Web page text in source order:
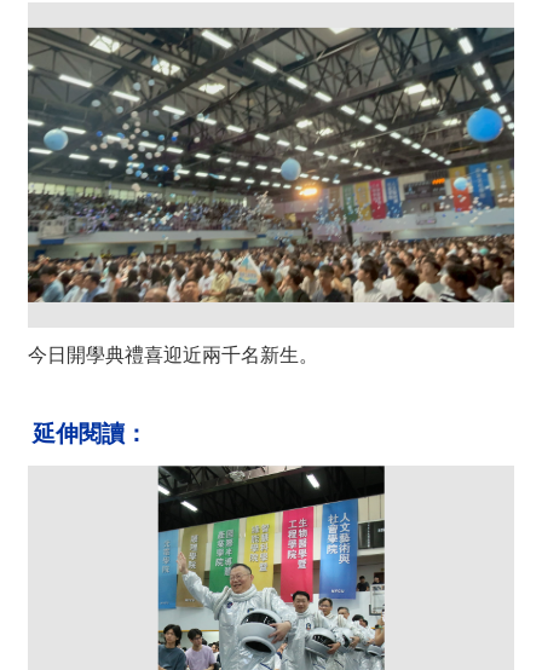
今日開學典禮喜迎近兩千名新生。
延伸閱讀：